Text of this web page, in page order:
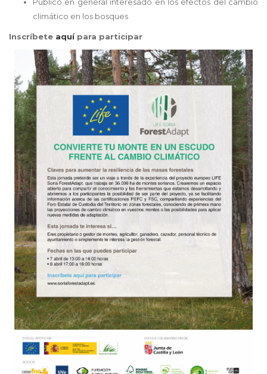
climático en los bosques
Inscríbete aquípara participar